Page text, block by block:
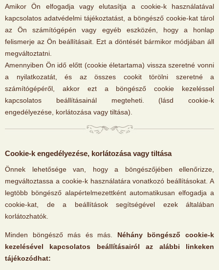
Amikor Ön elfogadja vagy elutasítja a cookie-k használatával
kapcsolatos adatvédelmi tájékoztatást, a böngésző cookie-kat tárol
az Ön számítógépén vagy egyéb eszközén, hogy a honlap
felismerje az Ön beállításait. Ezt a döntését bármikor módjában áll
megváltoztatni.
Amennyiben Ön idő előtt (cookie életartama) vissza szeretné vonni
a nyilatkozatát, és az összes cookit törölni szeretné a
számítógépéről, akkor ezt a böngésző cookie kezeléssel
kapcsolatos beállításainál megteheti. (lásd cookie-k
engedélyezése, korlátozása vagy tiltása).
Cookie-k engedélyezése, korlátozása vagy tiltása
Önnek lehetősége van, hogy a böngészőjében ellenőrizze,
megváltoztassa a cookie-k használatára vonatkozó beállításokat. A
legtöbb böngésző alapértelmezettként automatikusan elfogadja a
cookie-kat, de a beállítások segítségével ezek általában
korlátozhatók.
Minden böngésző más és más. Néhány böngésző cookie-k
kezelésével kapcsolatos beállításairól az alábbi linkeken
tájékozódhat: